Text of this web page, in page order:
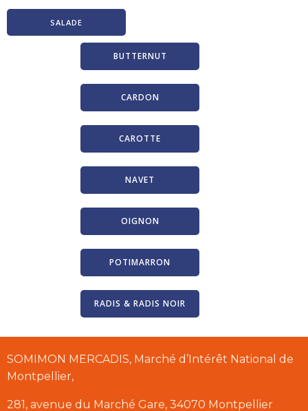
SALADE
BUTTERNUT
CARDON
CAROTTE
NAVET
OIGNON
POTIMARRON
RADIS & RADIS NOIR
SOMIMON MERCADIS, Marché d’Intérêt National de
Montpellier,
281, avenue du Marché Gare, 34070 Montpellier